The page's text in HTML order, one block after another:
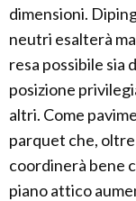
dimensioni.
neutri esalterà
resa possibile sia
posizione
altri. Come
parquet che,
coordinerà bene
piano attico